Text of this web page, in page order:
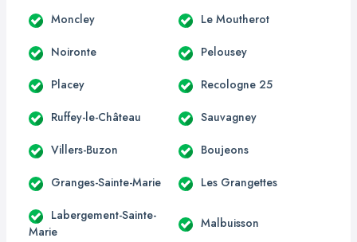
Moncley Le Moutherot
Noironte Pelousey
Placey Recologne 25
Ruffey-le-Château Sauvagney
Villers-Buzon Boujeons
Granges-Sainte-Marie Les Grangettes
Labergement-Sainte-
Marie
Malbuisson